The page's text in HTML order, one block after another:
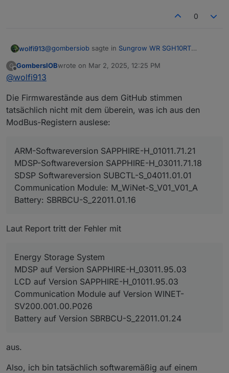
0
wolfi913@gombersiob sagte in Sungrow WR SGH10RT
Verfügung?
Da haben wir absolut eine Meinung
Infos geben würde.
So bleibt leider vieles bei Try&Error
Was mich wundert ist, dass ich, wie gesagt im
Firmwarestand < November 2024
Da geben die bisherigen Register ja passende Werte
G
Offline
GombersIOBwrote on Mar 2, 2025, 12:25 PM
last edited by
@wolfi913
Die Firmwarestände aus dem GitHub stimmen
tatsächlich nicht mit dem überein, was ich aus den
ModBus-Registern auslese:
ARM-Softwareversion SAPPHIRE-H_01011.71.21
MDSP-Softwareversion SAPPHIRE-H_03011.71.18
SDSP Softwareversion SUBCTL-S_04011.01.01
Communication Module: M_WiNet-S_V01_V01_A
Battery: SBRBCU-S_22011.01.16
Laut Report tritt der Fehler mit
Energy Storage System
MDSP auf Version SAPPHIRE-H_03011.95.03
LCD auf Version SAPPHIRE-H_01011.95.03
Communication Module auf Version WINET-
SV200.001.00.P026
Battery auf Version SBRBCU-S_22011.01.24
aus.
Also, ich bin tatsächlich softwaremäßig auf einem